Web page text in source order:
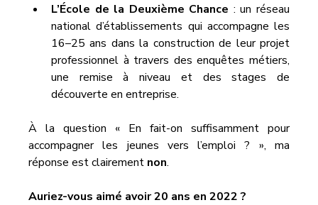
L’École de la Deuxième Chance : un réseau
national d’établissements qui accompagne les
16–25 ans dans la construction de leur projet
professionnel à travers des enquêtes métiers,
une remise à niveau et des stages de
découverte en entreprise.
À la question « En fait-on suffisamment pour
accompagner les jeunes vers l’emploi ? », ma
réponse est clairement non.
Auriez-vous aimé avoir 20 ans en 2022 ?